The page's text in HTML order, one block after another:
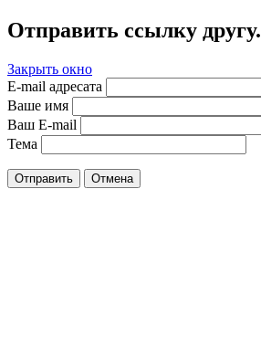
Отправить ссылку другу.
Закрыть окно
E-mail адресата
Ваше имя
Ваш E-mail
Тема
Отправить Отмена